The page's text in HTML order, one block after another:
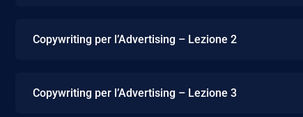
Copywriting per l’Advertising – Lezione 2
Copywriting per l’Advertising – Lezione 3